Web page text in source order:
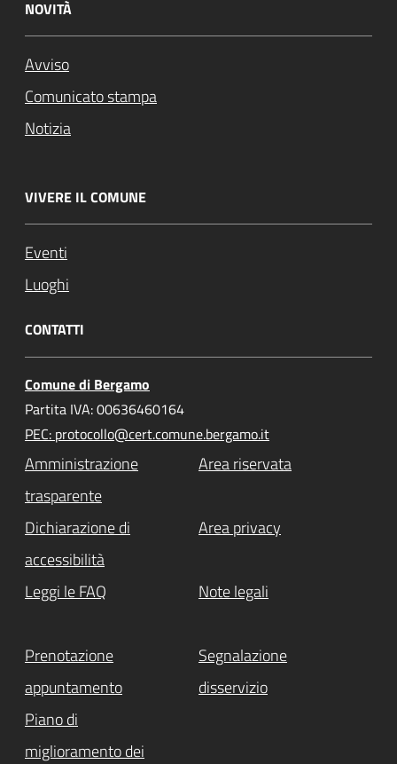
NOVITÀ
Avviso
Comunicato stampa
Notizia
VIVERE IL COMUNE
Eventi
Luoghi
CONTATTI
Comune di Bergamo
Partita IVA: 00636460164
PEC: protocollo@cert.comune.bergamo.it
Amministrazione
trasparente
Area riservata
Dichiarazione di
accessibilità
Area privacy
Leggi le FAQ Note legali
Prenotazione
appuntamento
Segnalazione
disservizio
Piano di
miglioramento dei